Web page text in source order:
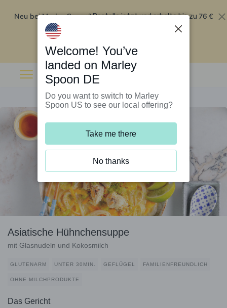
Neu bei Marley Spoon?Bestelle jetzt und erhalte bis zu 76 €
Rabatt auf deine ersten fünf Boxen
Asiatische Hühnchensuppe
mit Glasnudeln und Kokosmilch
GLUTENARM UNTER 30MIN. GEFLÜGEL FAMILIENFREUNDLICH
OHNE MILCHPRODUKTE
Das Gericht
Welcome! You’ve
landed on Marley
Spoon DE
Do you want to switch to Marley
Spoon US to see our local offering?
Take me there
No thanks